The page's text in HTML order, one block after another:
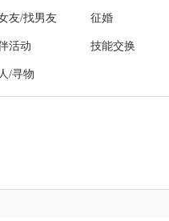
友/找男友 征婚
活动 技能交换
/寻物